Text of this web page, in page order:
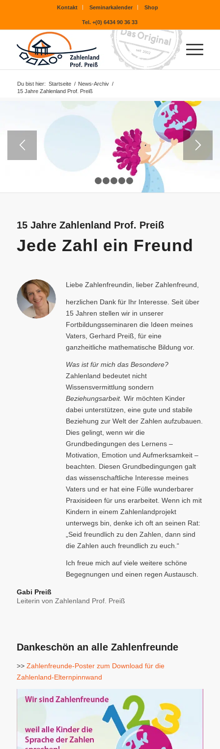
Kontakt Seminarkalender Shop
Tel. +(0) 6434 90 36 33
Du bist hier: Startseite / News-Archiv /
15 Jahre Zahlenland Prof. Preiß
1 4
15 Jahre Zahlenland Prof. Preiß
Jede Zahl ein Freund
Liebe Zahlenfreundin, lieber Zahlenfreund,
herzlichen Dank für Ihr Interesse. Seit über
15 Jahren stellen wir in unserer
Fortbildungsseminaren die Ideen meines
Vaters, Gerhard Preiß, für eine
ganzheitliche mathematische Bildung vor.
Was ist für mich das Besondere?
Zahlenland bedeutet nicht
Wissensvermittlung sondern
Beziehungsarbeit. Wir möchten Kinder
dabei unterstützen, eine gute und stabile
Beziehung zur Welt der Zahlen aufzubauen.
Dies gelingt, wenn wir die
Grundbedingungen des Lernens –
Motivation, Emotion und Aufmerksamkeit –
beachten. Diesen Grundbedingungen galt
das wissenschaftliche Interesse meines
Vaters und er hat eine Fülle wunderbarer
Praxisideen für uns erarbeitet. Wenn ich mit
Kindern in einem Zahlenlandprojekt
unterwegs bin, denke ich oft an seinen Rat:
„Seid freundlich zu den Zahlen, dann sind
die Zahlen auch freundlich zu euch.“
Ich freue mich auf viele weitere schöne
Begegnungen und einen regen Austausch.
Gabi Preiß
Leiterin von Zahlenland Prof. Preiß
Dankeschön an alle Zahlenfreunde
>> Zahlenfreunde-Poster zum Download für die
Zahlenland-Elternpinnwand